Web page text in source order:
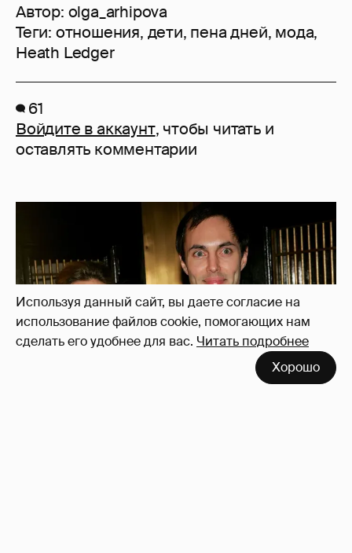
Используя данный сайт, вы даете согласие на
использование файлов cookie, помогающих нам
сделать его удобнее для вас. Читать подробнее
Хорошо
Автор: olga_arhipova
Теги: отношения, дети, пена дней, мода,
Heath Ledger
61
Войдите в аккаунт, чтобы читать и
оставлять комментарии